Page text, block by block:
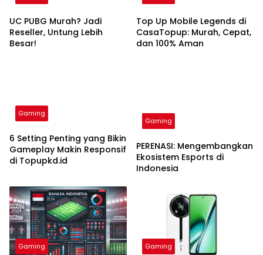
UC PUBG Murah? Jadi
Reseller, Untung Lebih
Besar!
Top Up Mobile Legends di
CasaTopup: Murah, Cepat,
dan 100% Aman
Gaming
6 Setting Penting yang Bikin
Gameplay Makin Responsif
di Topupkd.id
Gaming
PERENASI: Mengembangkan
Ekosistem Esports di
Indonesia
Gaming Gaming